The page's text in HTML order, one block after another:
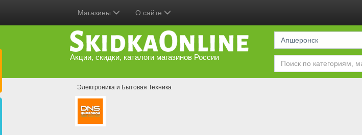
Магазины О сайте
Акции, скидки, каталоги магазинов России
Апшеронск
Электроника и Бытовая Техника